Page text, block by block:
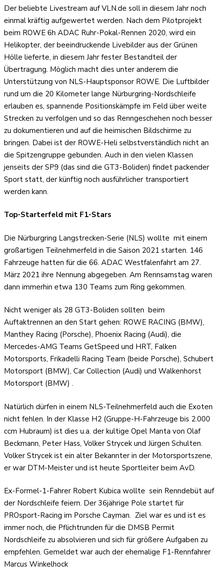
Der beliebte Livestream auf VLN.de soll in diesem Jahr noch
einmal kräftig aufgewertet werden. Nach dem Pilotprojekt
beim ROWE 6h ADAC Ruhr-Pokal-Rennen 2020, wird ein
Helikopter, der beeindruckende Livebilder aus der Grünen
Hölle lieferte, in diesem Jahr fester Bestandteil der
Übertragung. Möglich macht dies unter anderem die
Unterstützung von NLS-Hauptsponsor ROWE. Die Luftbilder
rund um die 20 Kilometer lange Nürburgring-Nordschleife
erlauben es, spannende Positionskämpfe im Feld über weite
Strecken zu verfolgen und so das Renngeschehen noch besser
zu dokumentieren und auf die heimischen Bildschirme zu
bringen. Dabei ist der ROWE-Heli selbstverständlich nicht an
die Spitzengruppe gebunden. Auch in den vielen Klassen
jenseits der SP9 (das sind die GT3-Boliden) findet packender
Sport statt, der künftig noch ausführlicher transportiert
werden kann.
Top-Starterfeld mit F1-Stars
Die Nürburgring Langstrecken-Serie (NLS) wollte mit einem
großartigen Teilnehmerfeld in die Saison 2021 starten. 146
Fahrzeuge hatten für die 66. ADAC Westfalenfahrt am 27.
März 2021 ihre Nennung abgegeben. Am Rennsamstag waren
dann immerhin etwa 130 Teams zum Ring gekommen.
Nicht weniger als 28 GT3-Boliden sollten beim
Auftaktrennen an den Start gehen: ROWE RACING (BMW),
Manthey Racing (Porsche), Phoenix Racing (Audi), die
Mercedes-AMG Teams GetSpeed und HRT, Falken
Motorsports, Frikadelli Racing Team (beide Porsche), Schubert
Motorsport (BMW), Car Collection (Audi) und Walkenhorst
Motorsport (BMW) .
Natürlich dürfen in einem NLS-Teilnehmerfeld auch die Exoten
nicht fehlen. In der Klasse H2 (Gruppe-H-Fahrzeuge bis 2.000
ccm Hubraum) ist dies u.a. der kultige Opel Manta von Olaf
Beckmann, Peter Hass, Volker Strycek und Jürgen Schulten.
Volker Strycek ist ein alter Bekannter in der Motorsportszene,
er war DTM-Meister und ist heute Sportleiter beim AvD.
Ex-Formel-1-Fahrer Robert Kubica wollte sein Renndebüt auf
der Nordschleife feiern. Der 36jährige Pole startet für
PROsport-Racing im Porsche Cayman. Ziel war es und ist es
immer noch, die Pflichtrunden für die DMSB Permit
Nordschleife zu absolvieren und sich für größere Aufgaben zu
empfehlen. Gemeldet war auch der ehemalige F1-Rennfahrer
Marcus Winkelhock